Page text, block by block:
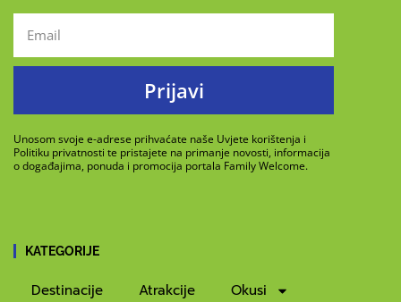
Prijavi
Unosom svoje e-adrese prihvaćate naše Uvjete korištenja i
Politiku privatnosti te pristajete na primanje novosti, informacija
o događajima, ponuda i promocija portala Family Welcome.
KATEGORIJE
Destinacije Atrakcije
Okusi